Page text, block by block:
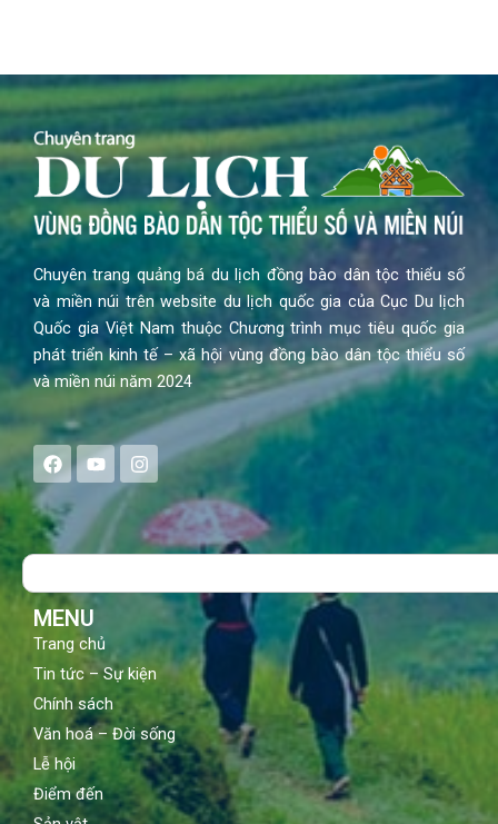
Chuyên trang quảng bá du lịch đồng bào dân tộc thiểu số
và miền núi trên website du lịch quốc gia của Cục Du lịch
Quốc gia Việt Nam thuộc Chương trình mục tiêu quốc gia
phát triển kinh tế – xã hội vùng đồng bào dân tộc thiểu số
và miền núi năm 2024
F
a
e
b
o
Y
o
t
b
I
n
s
a
g
Search
MENU
Trang chủ
Tin tức – Sự kiện
Chính sách
Văn hoá – Đời sống
Lễ hội
Điểm đến